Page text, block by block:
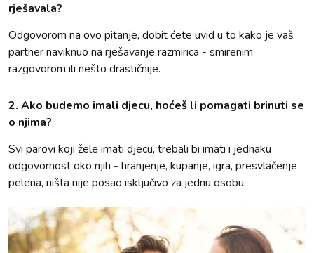
rješavala?
Odgovorom na ovo pitanje, dobit ćete uvid u to kako je vaš
partner naviknuo na rješavanje razmirica - smirenim
razgovorom ili nešto drastičnije.
2. Ako budemo imali djecu, hoćeš li pomagati brinuti se
o njima?
Svi parovi koji žele imati djecu, trebali bi imati i jednaku
odgovornost oko njih - hranjenje, kupanje, igra, presvlačenje
pelena, ništa nije posao isključivo za jednu osobu.